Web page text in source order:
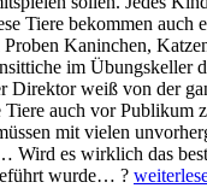
Tiere bekommen auch
Kaninchen,
im Übungskeller
Direktor weiß von der
auch vor Publikum
mit vielen
Wird es wirklich das
wurde… ? „Vom